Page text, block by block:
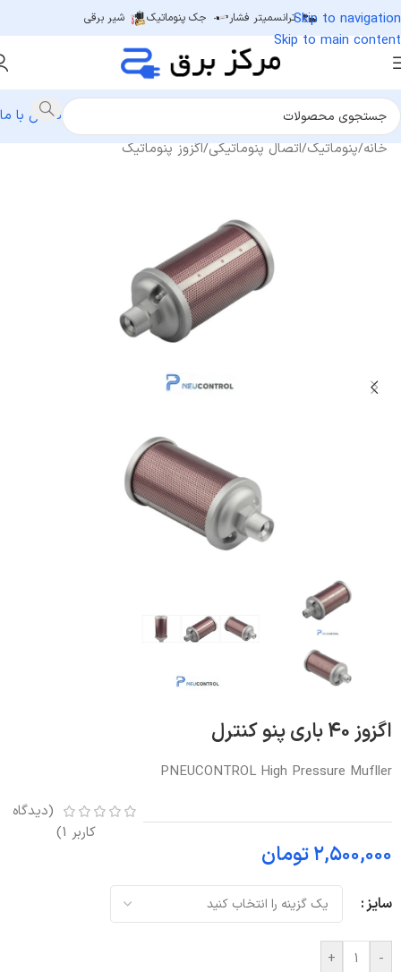
Skip to navigation
Skip to main content
ترانسمیتر فشار جک پنوماتیک شیر برقی
تماس با ما
خانه/پنوماتیک/اتصال پنوماتیکی/اگزوز پنوماتیک
اگزوز 40 باری پنو کنترل
PNEUCONTROL High Pressure Mufller
(دیدگاه
کاربر 1
)
۲,۵۰۰,۰۰۰تومان
سایز
-
+